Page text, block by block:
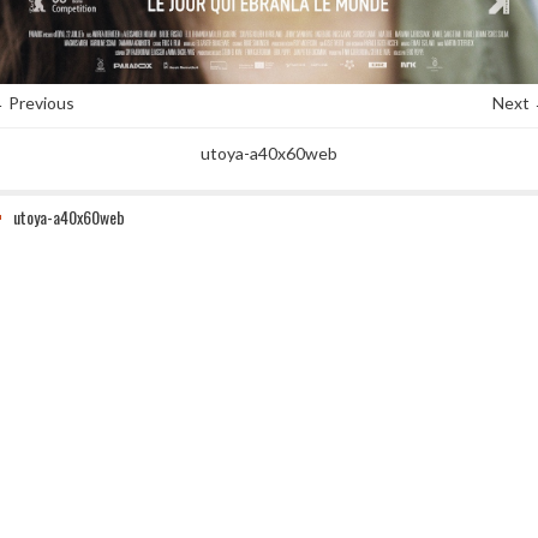
Next
utoya-a40x60web
utoya-a40x60web